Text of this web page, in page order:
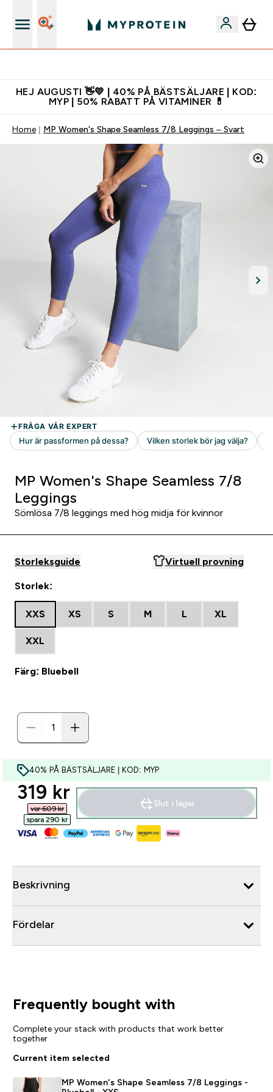
HEJ AUGUSTI 👋💛 | 40% PÅ BÄSTSÄLJARE | KOD:
MYP | 50% RABATT PÅ VITAMINER 💊
Home MP Women's Shape Seamless 7/8 Leggings – Svart
MP Women's Shape Seamless 7/8
Leggings
Sömlösa 7/8 leggings med hög midja för kvinnor
Storleksguide Virtuell provning
Storlek:
XXS XS S M L XL
XXL
Färg: Bluebell
40% PÅ BÄSTSÄLJARE | KOD: MYP
discounted price
319 kr‎
var 609 kr‎
spara 290 kr‎
Slut i lager
Beskrivning
Fördelar
Frequently bought with
Complete your stack with products that work better
together
Current item selected
MP Women's Shape Seamless 7/8 Leggings -